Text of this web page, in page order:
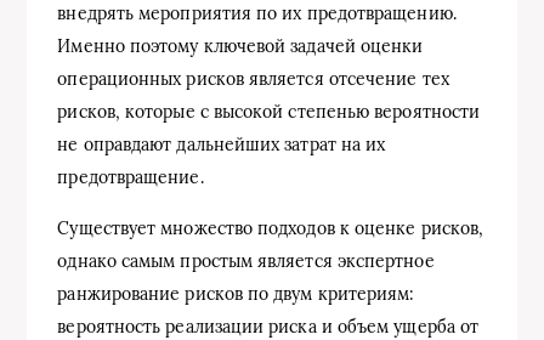
внедрять мероприятия по их предотвращению.
Именно поэтому ключевой задачей оценки
операционных рисков является отсечение тех
рисков, которые с высокой степенью вероятности
не оправдают дальнейших затрат на их
предотвращение.
Существует множество подходов к оценке рисков,
однако самым простым является экспертное
ранжирование рисков по двум критериям:
вероятность реализации риска и объем ущерба от